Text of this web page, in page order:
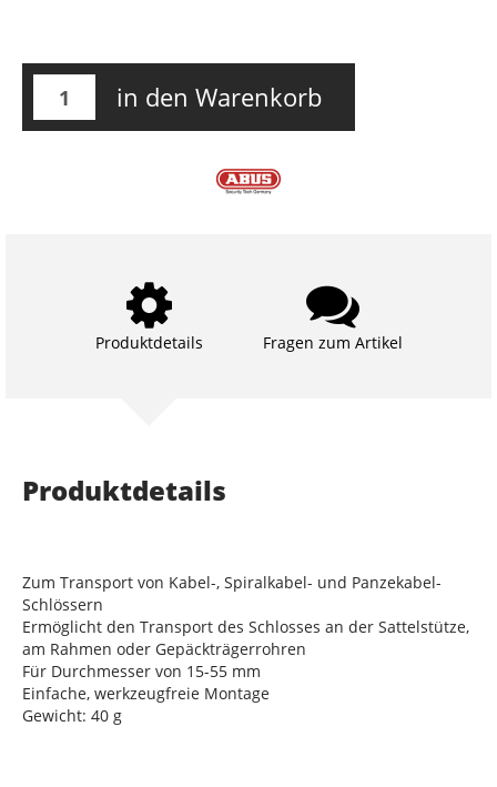
in den Warenkorb
Produktdetails Fragen zum Artikel
Produktdetails
Zum Transport von Kabel-, Spiralkabel- und Panzekabel-
Schlössern
Ermöglicht den Transport des Schlosses an der Sattelstütze,
am Rahmen oder Gepäckträgerrohren
Für Durchmesser von 15-55 mm
Einfache, werkzeugfreie Montage
Gewicht: 40 g